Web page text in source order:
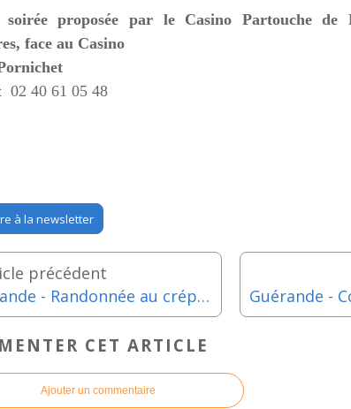
soirée proposée par le Casino Partouche de
face au Casino
02 40 61 05 48
à la newsletter
Guérande - Randonnée au crépuscule avec Terre de Sel - Mercredi 25 septembre 2024
CET ARTICLE
Ajouter un commentaire